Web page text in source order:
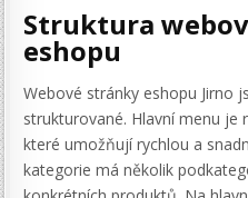
Struktura
eshopu
Webové stránky eshopu Jirno
strukturované. Hlavní menu je
které umožňují rychlou a
kategorie má několik